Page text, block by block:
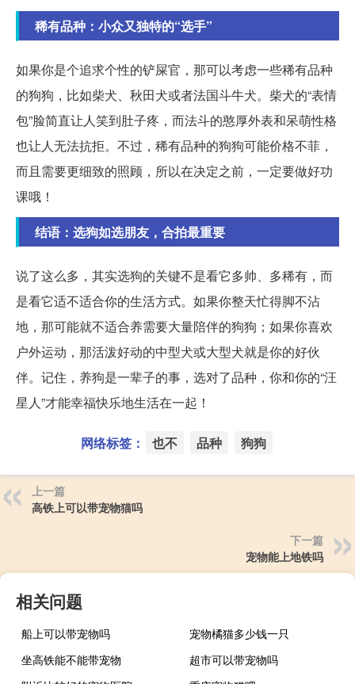
稀有品种：小众又独特的“选手”
如果你是个追求个性的铲屎官，那可以考虑一些稀有品种
的狗狗，比如柴犬、秋田犬或者法国斗牛犬。柴犬的“表情
包”脸简直让人笑到肚子疼，而法斗的憨厚外表和呆萌性格
也让人无法抗拒。不过，稀有品种的狗狗可能价格不菲，
而且需要更细致的照顾，所以在决定之前，一定要做好功
课哦！
结语：选狗如选朋友，合拍最重要
说了这么多，其实选狗的关键不是看它多帅、多稀有，而
是看它适不适合你的生活方式。如果你整天忙得脚不沾
地，那可能就不适合养需要大量陪伴的狗狗；如果你喜欢
户外运动，那活泼好动的中型犬或大型犬就是你的好伙
伴。记住，养狗是一辈子的事，选对了品种，你和你的“汪
星人”才能幸福快乐地生活在一起！
网络标签： 也不 品种 狗狗
上一篇
高铁上可以带宠物猫吗
下一篇
宠物能上地铁吗
相关问题
船上可以带宠物吗
宠物橘猫多少钱一只
坐高铁能不能带宠物
超市可以带宠物吗